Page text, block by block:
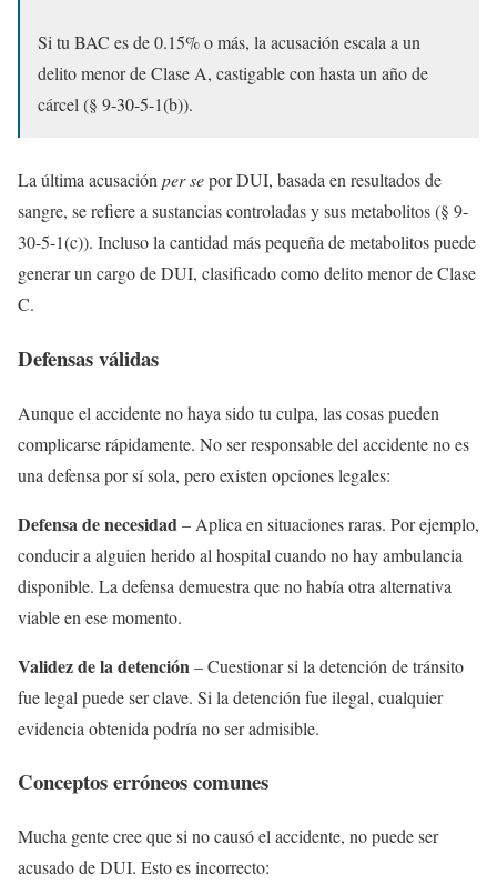
Si tu BAC es de 0.15% o más, la acusación escala a un
delito menor de Clase A, castigable con hasta un año de
cárcel (§ 9-30-5-1(b)).
La última acusaciónper sepor DUI, basada en resultados de
sangre, se refiere a sustancias controladas y sus metabolitos (§ 9-
30-5-1(c)). Incluso la cantidad más pequeña de metabolitos puede
generar un cargo de DUI, clasificado como delito menor de Clase
C.
Defensas válidas
Aunque el accidente no haya sido tu culpa, las cosas pueden
complicarse rápidamente. No ser responsable del accidente no es
una defensa por sí sola, pero existen opciones legales:
Defensa de necesidad– Aplica en situaciones raras. Por ejemplo,
conducir a alguien herido al hospital cuando no hay ambulancia
disponible. La defensa demuestra que no había otra alternativa
viable en ese momento.
Validez de la detención– Cuestionar si la detención de tránsito
fue legal puede ser clave. Si la detención fue ilegal, cualquier
evidencia obtenida podría no ser admisible.
Conceptos erróneos comunes
Mucha gente cree que si no causó el accidente, no puede ser
acusado de DUI. Esto es incorrecto: